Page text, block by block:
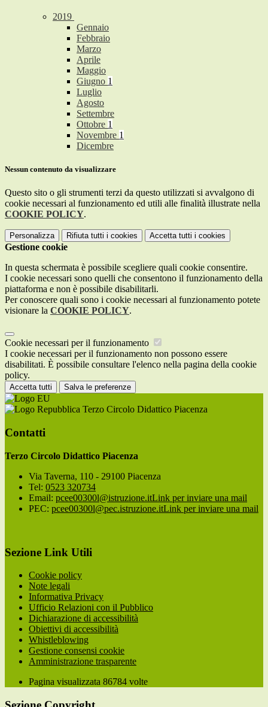
2019
Gennaio
Febbraio
Marzo
Aprile
Maggio
Giugno 1
Luglio
Agosto
Settembre
Ottobre 1
Novembre 1
Dicembre
Nessun contenuto da visualizzare
Questo sito o gli strumenti terzi da questo utilizzati si avvalgono di
cookie necessari al funzionamento ed utili alle finalità illustrate nella
COOKIE POLICY.
Personalizza Rifiuta tutti i cookies Accetta tutti i cookies
Gestione cookie
In questa schermata è possibile scegliere quali cookie consentire.
I cookie necessari sono quelli che consentono il funzionamento della
piattaforma e non è possibile disabilitarli.
Per conoscere quali sono i cookie necessari al funzionamento potete
visionare la COOKIE POLICY.
Cookie necessari per il funzionamento
I cookie necessari per il funzionamento non possono essere
disabilitati. È possibile consultare l'elenco nella pagina della cookie
policy.
Accetta tutti Salva le preferenze
Terzo Circolo Didattico Piacenza
Contatti
Terzo Circolo Didattico Piacenza
Via Taverna, 110 - 29100 Piacenza
Tel: 0523 320734
Email: pcee00300l@istruzione.itLink per inviare una mail
PEC: pcee00300l@pec.istruzione.itLink per inviare una mail
Sezione Link Utili
Cookie policy
Note legali
Informativa Privacy
Ufficio Relazioni con il Pubblico
Dichiarazione di accessibilità
Obiettivi di accessibilità
Whistleblowing
Gestione consensi cookie
Amministrazione trasparente
Pagina visualizzata 86784 volte